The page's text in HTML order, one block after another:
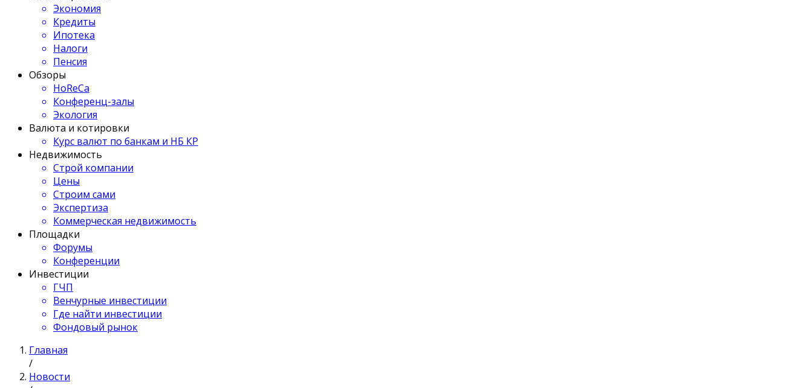
Экономия
Кредиты
Ипотека
Налоги
Пенсия
Обзоры
HoReCa
Конференц-залы
Экология
Валюта и котировки
Курс валют по банкам и НБ КР
Недвижимость
Строй компании
Цены
Строим сами
Экспертиза
Коммерческая недвижимость
Площадки
Форумы
Конференции
Инвестиции
ГЧП
Венчурные инвестиции
Где найти инвестиции
Фондовый рынок
Главная
/
Новости